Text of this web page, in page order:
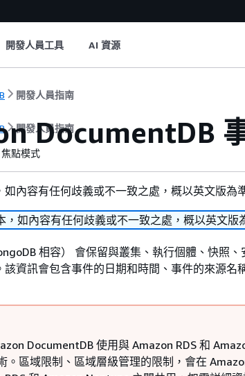
開發人員工具 AI 資源
開發人員指南
開發人員指南
DocumentDB
焦點模式
內容有任何歧義或不一致之處，概以英文版為
如內容有任何歧義或不一致之處，概以英文版
相容） 會保留與叢集、執行個體、快照、
資訊會包含事件的日期和時間、事件的來源名
DocumentDB 使用與 Amazon RDS 和
。區域限制、區域層級管理的限制，會在